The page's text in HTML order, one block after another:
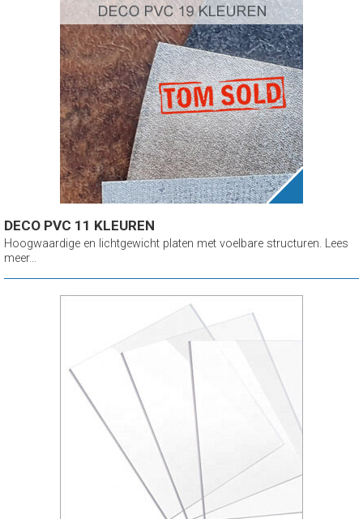
DECO PVC 11 KLEUREN
Hoogwaardige en lichtgewicht platen met voelbare structuren. Lees
meer...